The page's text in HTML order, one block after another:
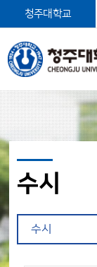
청주대학교
수시
수시